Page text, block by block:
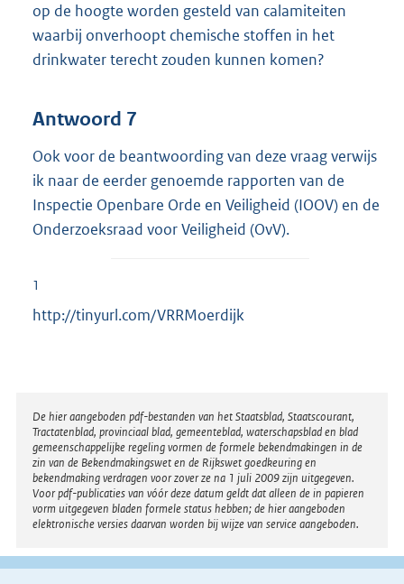
op de hoogte worden gesteld van calamiteiten
waarbij onverhoopt chemische stoffen in het
drinkwater terecht zouden kunnen komen?
Antwoord 7
Ook voor de beantwoording van deze vraag verwijs
ik naar de eerder genoemde rapporten van de
Inspectie Openbare Orde en Veiligheid (IOOV) en de
Onderzoeksraad voor Veiligheid (OvV).
1
http://tinyurl.com/VRRMoerdijk
Disclaimer
De hier aangeboden pdf-bestanden van het Staatsblad, Staatscourant,
Tractatenblad, provinciaal blad, gemeenteblad, waterschapsblad en blad
gemeenschappelijke regeling vormen de formele bekendmakingen in de
zin van de Bekendmakingswet en de Rijkswet goedkeuring en
bekendmaking verdragen voor zover ze na 1 juli 2009 zijn uitgegeven.
Voor pdf-publicaties van vóór deze datum geldt dat alleen de in papieren
vorm uitgegeven bladen formele status hebben; de hier aangeboden
elektronische versies daarvan worden bij wijze van service aangeboden.